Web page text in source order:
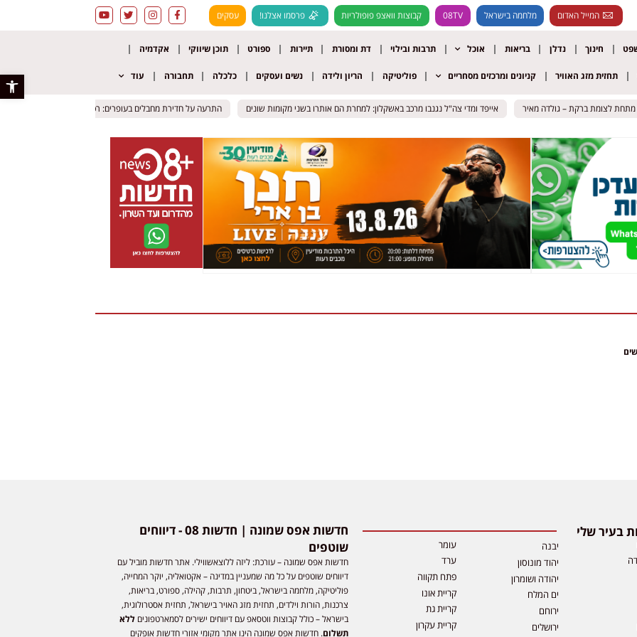
פתח
המייל האדום מלחמה בישראל 08TV קבוצות וואצפ פופולריות פרסמו אצלנו! עסקים
חינוך נדלן בריאות אוכל תרבות ובילוי דת ומסורת תיירות ספורט תוכן שיווקי אקדמיה
תחזית מזג האוויר קניונים ומרכזים מסחריים פוליטיקה הריון ולידה נשים ועסקים כלכלה תחבורה עוד
לצומת ברקת – גולדה מאיר אייפד ומדי צה"ל נגנבו מרכב באשקלון: למחרת הם אותרו בשני מקומות שונים לצומת ברקת – גולדה מאיר אייפד ומדי צה"ל נגנבו מרכב באשקלון: למחרת הם אותרו בשני מקומות שונים התרעה על חדירת מחבלים בעופרים: רכב חשוד חדר ליישוב – החשוד
התרעה על חדירת מחבלים בעופרים: רכב חשוד חדר ליישוב – החשוד
בעיר שלי
יבנה
יהוד מונוסון
יהודה ושומרון
ים המלח
ירוחם
ירושלים
עומר
ערד
פתח תקווה
קריית אונו
קריית גת
קריית עקרון
חדשות אפס שמונה | חדשות 08 - דיווחים
שוטפים
חדשות אפס שמונה – עורכת: ליזה ללוצאשווילי. אתר חדשות מוביל עם
דיווחים שוטפים על כל מה שמעניין במדינה – אקטואליה, יוקר המחייה,
פוליטיקה, מלחמה בישראל, ביטחון, תרבות, קהילה, ספורט, בריאות,
צרכנות, הורות וילדים, תחזית מזג האויר בישראל, תחזית אסטרולוגית,
בישראל – כולל קבוצות ווטסאפ עם דיווחים ישירים לסמארטפוניםללא
תשלום. חדשות אפס שמונה הינו אתר מקומי אזורי חדשות אופקים